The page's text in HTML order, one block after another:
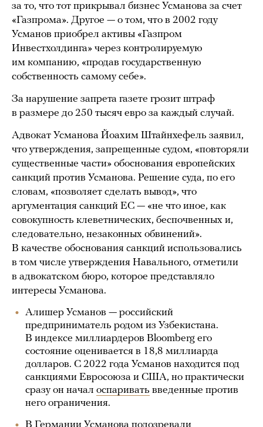
за то, что тот прикрывал бизнес Усманова за счет
«Газпрома». Другое — о том, что в 2002 году
Усманов приобрел активы «Газпром
Инвестхолдинга» через контролируемую
им компанию, «продав государственную
собственность самому себе».
За нарушение запрета газете грозит штраф
в размере до 250 тысяч евро за каждый случай.
Адвокат Усманова Йоахим Штайнхефель заявил,
что утверждения, запрещенные судом, «повторяли
существенные части» обоснования европейских
санкций против Усманова. Решение суда, по его
словам, «позволяет сделать вывод», что
аргументация санкций ЕС — «не что иное, как
совокупность клеветнических, беспочвенных и,
следовательно, незаконных обвинений».
В качестве обоснования санкций использовались
в том числе утверждения Навального, отметили
в адвокатском бюро, которое представляло
интересы Усманова.
Алишер Усманов — российский
предприниматель родом из Узбекистана.
В индексе миллиардеров Bloomberg его
состояние оценивается в 18,8 миллиарда
долларов. С 2022 года Усманов находится под
санкциями Евросоюза и США, но практически
сразу он начал оспаривать введенные против
него ограничения.